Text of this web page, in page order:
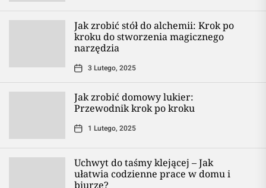
Jak zrobić stół do alchemii: Krok po
kroku do stworzenia magicznego
narzędzia
3 Lutego, 2025
Jak zrobić domowy lukier:
Przewodnik krok po kroku
1 Lutego, 2025
Uchwyt do taśmy klejącej – Jak
ułatwia codzienne prace w domu i
biurze?